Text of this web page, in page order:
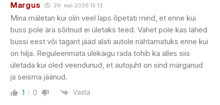
Margus 29. mai 2026 15:13
Mina mäletan kui olin veel laps õpetati mind, et enne kui
buss pole ära sõitnud ei ületaks teed. Vahet pole kas lähed
bussi eest või tagant jääd alati autole nähtamatuks enne kui
on hilja. Reguleerimata ülekäigu rada tohib ka alles siis
ületada kui oled veendunud, et autojuht on sind märganud
ja seisma jäänud.
1 0 Vasta